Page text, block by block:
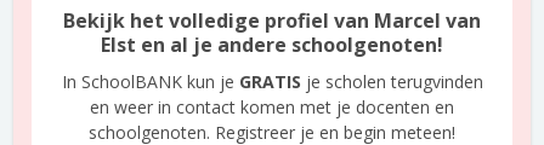
Bekijk het volledige profiel van Marcel van
Elst en al je andere schoolgenoten!
In SchoolBANK kun je GRATIS je scholen terugvinden
en weer in contact komen met je docenten en
schoolgenoten. Registreer je en begin meteen!